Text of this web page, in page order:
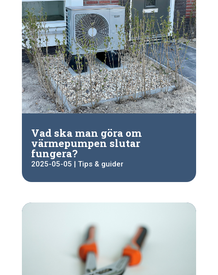
Vad ska man göra om
värmepumpen slutar
fungera?
2025-05-05 Tips & guider